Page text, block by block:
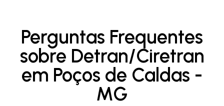
Perguntas Frequentes
sobre Detran/Ciretran
em Poços de Caldas -
MG